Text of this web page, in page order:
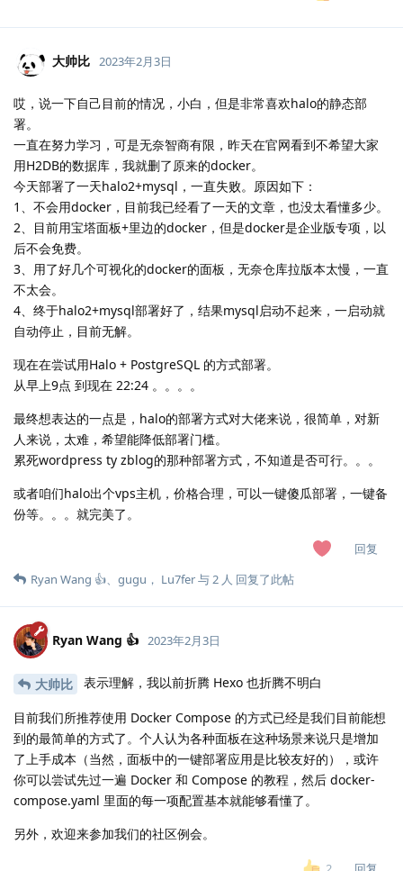
大帅比 2023年2月3日
哎，说一下自己目前的情况，小白，但是非常喜欢halo的静态部
署。
一直在努力学习，可是无奈智商有限，昨天在官网看到不希望大家
用H2DB的数据库，我就删了原来的docker。
今天部署了一天halo2+mysql，一直失败。原因如下：
1、不会用docker，目前我已经看了一天的文章，也没太看懂多少。
2、目前用宝塔面板+里边的docker，但是docker是企业版专项，以
后不会免费。
3、用了好几个可视化的docker的面板，无奈仓库拉版本太慢，一直
不太会。
4、终于halo2+mysql部署好了，结果mysql启动不起来，一启动就
自动停止，目前无解。
现在在尝试用Halo + PostgreSQL 的方式部署。
从早上9点 到现在 22:24 。。。。
最终想表达的一点是，halo的部署方式对大佬来说，很简单，对新
人来说，太难，希望能降低部署门槛。
累死wordpress ty zblog的那种部署方式，不知道是否可行。。。
或者咱们halo出个vps主机，价格合理，可以一键傻瓜部署，一键备
份等。。。就完美了。
回复
Ryan Wang 👍、 gugu ， Lu7fer与2 人 回复了此帖
Ryan Wang 👍 2023年2月3日
大帅比 表示理解，我以前折腾 Hexo 也折腾不明白
目前我们所推荐使用 Docker Compose 的方式已经是我们目前能想
到的最简单的方式了。个人认为各种面板在这种场景来说只是增加
了上手成本（当然，面板中的一键部署应用是比较友好的），或许
你可以尝试先过一遍 Docker 和 Compose 的教程，然后 docker-
compose.yaml 里面的每一项配置基本就能够看懂了。
另外，欢迎来参加我们的社区例会。